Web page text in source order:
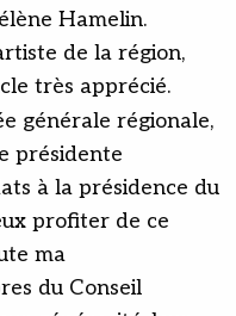
Hamelin.
de la région,
très apprécié.
générale régionale,
présidente
à la présidence du
profiter de ce
ma
du Conseil